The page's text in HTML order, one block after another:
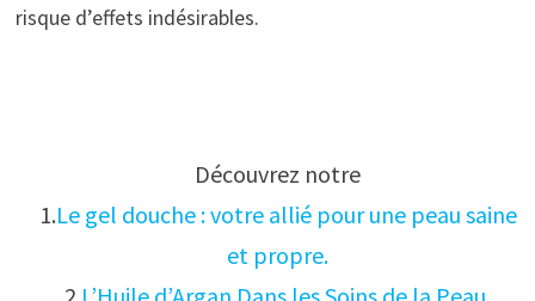
risque d’effets indésirables.
Découvrez notre
1.Le gel douche : votre allié pour une peau saine
et propre.